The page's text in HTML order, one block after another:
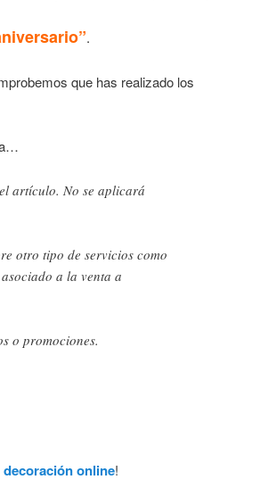
.
que has realizado los
artículo. No se aplicará
otro tipo de servicios como
a la venta a
o promociones.
decoración online!